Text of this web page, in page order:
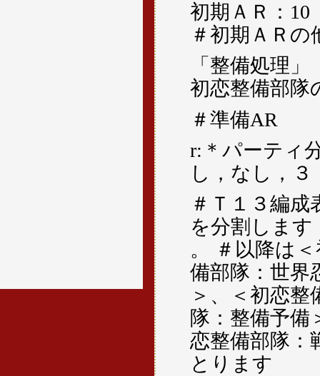
初期ＡＲ：10
＃初期ＡＲ
「整備処理」
初恋整備部隊
＃準備AR
r:＊パーティ
し，なし，３
＃Ｔ１３編
を分割します
。 ＃以降は
備部隊：世界
＞、＜初恋
隊：整備予備
恋整備部隊：
とります